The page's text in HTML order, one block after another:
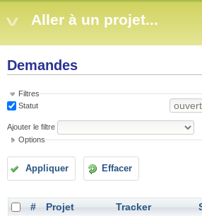
Aller à un projet...
Demandes
Filtres
Statut
Ajouter le filtre
Options
Appliquer Effacer
# Projet Tracker